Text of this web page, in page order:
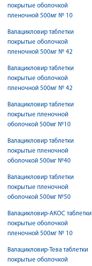
покрытые оболочкой
пленочной 500мг № 10
Валацикловир таблетки
покрытые оболочкой
пленочной 500мг № 42
Валацикловир таблетки
покрытые оболочкой
пленочной 500мг № 42
Валацикловир таблетки
покрытые пленочной
оболочкой 500мг №10
Валацикловир таблетки
покрытые пленочной
оболочкой 500мг №40
Валацикловир таблетки
покрытые пленочной
оболочкой 500мг №50
Валацикловир-АКОС таблетки
покрытые оболочкой
пленочной 500мг № 10
Валацикловир-Тева таблетки
покрытые оболочкой